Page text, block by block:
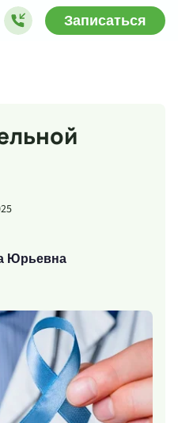
Записаться
Юрьевна